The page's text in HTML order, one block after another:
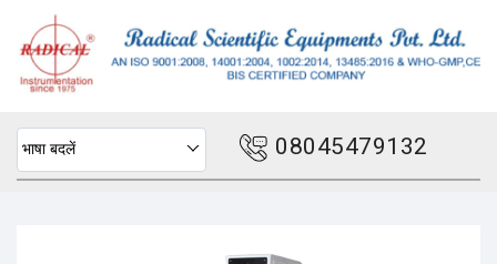
भाषा बदलें 08045479132